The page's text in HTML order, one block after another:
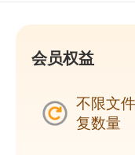
会员权益
不限文
复数量